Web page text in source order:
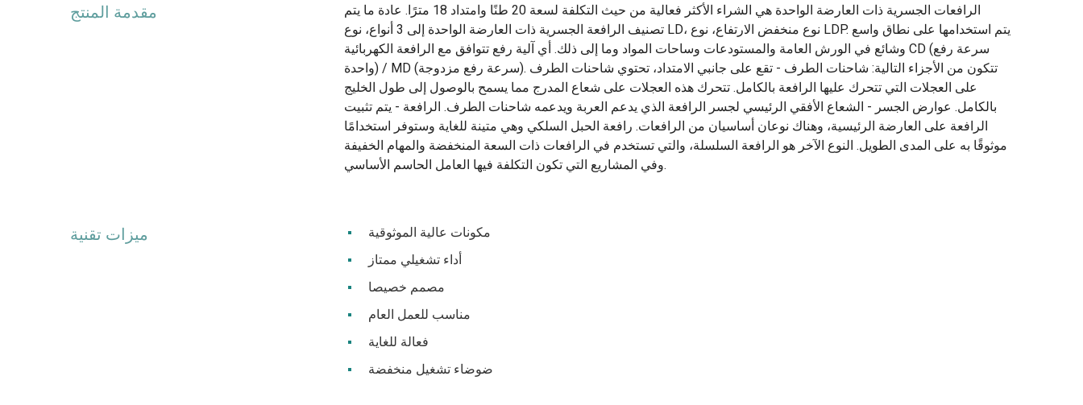
مقدمة المنتج
الرافعات الجسرية ذات العارضة الواحدة هي الشراء الأكثر فعالية من حيث التكلفة لسعة 20 طنًا وامتداد 18 مترًا. عادة ما يتم
تصنيف الرافعة الجسرية ذات العارضة الواحدة إلى 3 أنواع، نوع LD، نوع منخفض الارتفاع، نوع LDP. يتم استخدامها على نطاق واسع
وشائع في الورش العامة والمستودعات وساحات المواد وما إلى ذلك. أي آلية رفع تتوافق مع الرافعة الكهربائية CD (سرعة رفع
واحدة) / MD (سرعة رفع مزدوجة). تتكون من الأجزاء التالية: شاحنات الطرف - تقع على جانبي الامتداد، تحتوي شاحنات الطرف
على العجلات التي تتحرك عليها الرافعة بالكامل. تتحرك هذه العجلات على شعاع المدرج مما يسمح بالوصول إلى طول الخليج
بالكامل. عوارض الجسر - الشعاع الأفقي الرئيسي لجسر الرافعة الذي يدعم العربة ويدعمه شاحنات الطرف. الرافعة - يتم تثبيت
الرافعة على العارضة الرئيسية، وهناك نوعان أساسيان من الرافعات. رافعة الحبل السلكي وهي متينة للغاية وستوفر استخدامًا
موثوقًا به على المدى الطويل. النوع الآخر هو الرافعة السلسلة، والتي تستخدم في الرافعات ذات السعة المنخفضة والمهام الخفيفة
وفي المشاريع التي تكون التكلفة فيها العامل الحاسم الأساسي.
ميزات تقنية
مكونات عالية الموثوقية
أداء تشغيلي ممتاز
مصمم خصيصا
مناسب للعمل العام
فعالة للغاية
ضوضاء تشغيل منخفضة